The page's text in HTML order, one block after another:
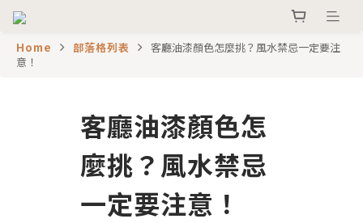
Home 部落格列表
客廳油漆顏色怎麼挑？風水禁忌一定要注
意！
客廳油漆顏色怎
麼挑？風水禁忌
一定要注意！